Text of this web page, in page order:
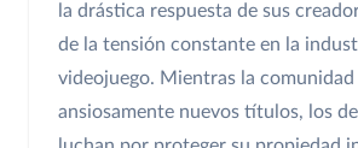
la drástica respuesta de sus
de la tensión constante en la
videojuego. Mientras la comunidad
ansiosamente nuevos títulos, los